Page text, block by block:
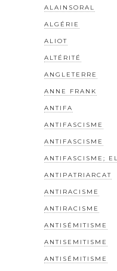
ALAINSORAL
ALGÉRIE
ALIOT
ALTÉRITÉ
ANGLETERRE
ANNE FRANK
ANTIFA
ANTIFASCISME
ANTIFASCISME
ANTIFASCISME;
ANTIPATRIARCAT
ANTIRACISME
ANTIRACISME
ANTISÉMITISME
ANTISEMITISME
ANTISÉMITISME